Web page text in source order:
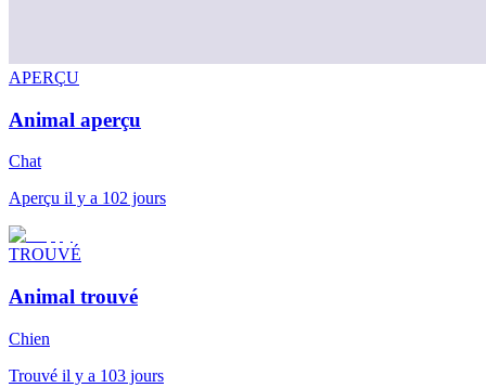
APERÇU
Animal aperçu
Chat
Aperçu il y a 102 jours
TROUVÉ
Animal trouvé
Chien
Trouvé il y a 103 jours